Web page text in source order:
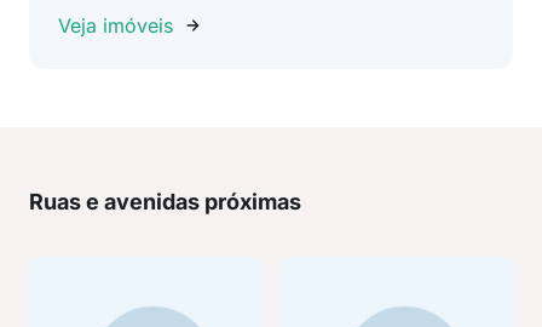
Veja imóveis
Ruas e avenidas próximas